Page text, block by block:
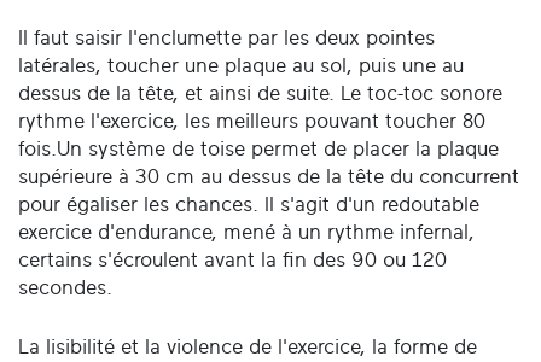
Il faut saisir l'enclumette par les deux pointes
latérales, toucher une plaque au sol, puis une au
dessus de la tête, et ainsi de suite. Le toc-toc sonore
rythme l'exercice, les meilleurs pouvant toucher 80
fois.Un système de toise permet de placer la plaque
supérieure à 30 cm au dessus de la tête du concurrent
pour égaliser les chances. Il s'agit d'un redoutable
exercice d'endurance, mené à un rythme infernal,
certains s'écroulent avant la fin des 90 ou 120
secondes.
La lisibilité et la violence de l'exercice, la forme de